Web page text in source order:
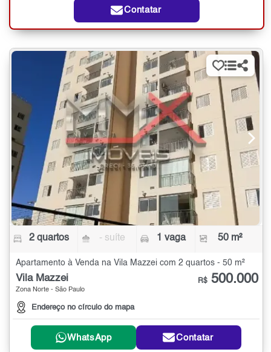
Contatar
2 quartos - suíte 1 vaga 50 m²
Apartamento à Venda na Vila Mazzei com 2 quartos - 50 m²
Vila Mazzei
Zona Norte - São Paulo
Endereço no círculo do mapa
R$ 500.000
WhatsApp Contatar